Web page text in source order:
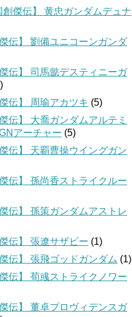
創傑伝】 黄忠ガンダムデュナ
傑伝】 劉備ユニコーンガンダ
傑伝】 司馬懿デスティニーガ
伝】 周瑜アカツキ (5)
伝】 大喬ガンダムアルテミ
アーチャー (5)
傑伝】 天覇曹操ウイングガン
傑伝】 孫尚香ストライクルー
傑伝】 孫策ガンダムアストレ
伝】 張遼サザビー (1)
伝】 張飛ゴッドガンダム (1)
傑伝】 荀彧ストライクノワー
傑伝】 董卓プロヴィデンスガ